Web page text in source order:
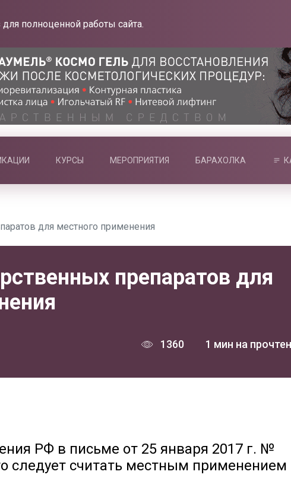
полноценной работы сайта.
КУРСЫ МЕРОПРИЯТИЯ БАРАХОЛКА
для местного применения
препаратов для
1360 1 мин на
РФ в письме от 25 января 2017 г. №
следует считать местным применением